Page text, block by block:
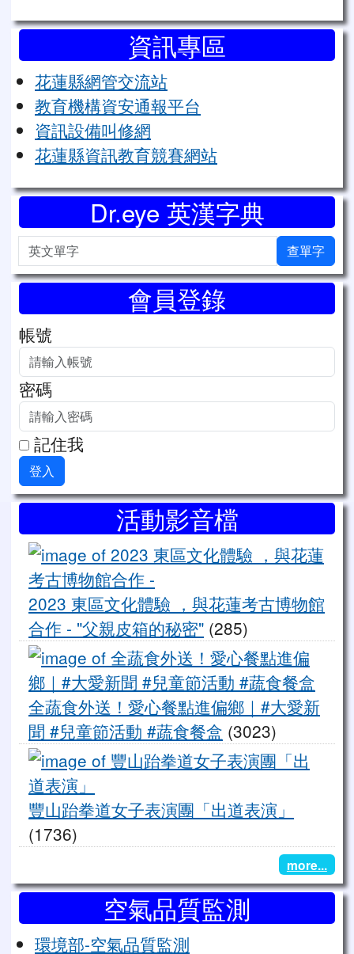
資訊專區
花蓮縣網管交流站
教育機構資安通報平台
資訊設備叫修網
花蓮縣資訊教育競賽網站
Dr.eye 英漢字典
英文單字 查單字
會員登錄
帳號
密碼
記住我
登入
右邊區域內容活動影音檔
2023 東區文化體驗 ，與花蓮考古博物館
合作 - "父親皮箱的秘密" (285)
全蔬食外送！愛心餐點進偏鄉｜#大愛新
聞 #兒童節活動 #蔬食餐盒 (3023)
豐山跆拳道女子表演團「出道表演」
(1736)
more...
空氣品質監測
環境部-空氣品質監測